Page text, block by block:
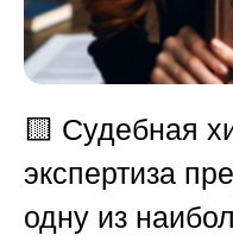
🟨 Судебная
экспертиза
одну из